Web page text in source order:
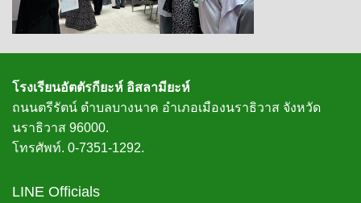
โรงเรียนอัตตัรกียะห์ อิสลามียะห์
ถนนตรีรัตน์ ตำบลบางนาค อำเภอเมืองนราธิวาส จังหวัด
นราธิวาส 96000.
โทรศัพท์. 0-7351-1292.
LINE Officials